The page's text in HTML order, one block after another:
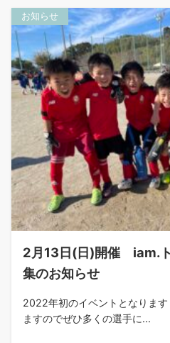
お知らせ
2月13日(日)開催 iam.
集のお知らせ
2022年初のイベントとなりま
ますのでぜひ多くの選手に...